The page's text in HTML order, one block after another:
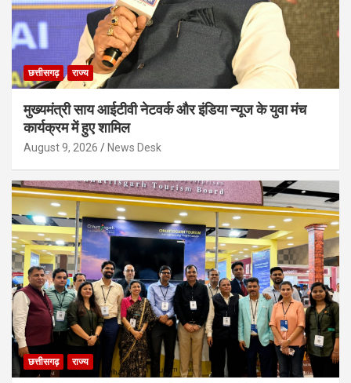
छत्तीसगढ़ राज्य
मुख्यमंत्री साय आईटीवी नेटवर्क और इंडिया न्यूज के युवा मंच
कार्यक्रम में हुए शामिल
August 9, 2026 News Desk
छत्तीसगढ़ राज्य